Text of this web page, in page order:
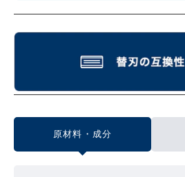
原材料・成分